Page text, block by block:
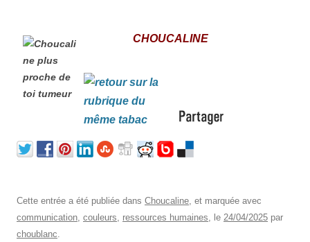
CHOUCALINE
Cette entrée a été publiée dans Choucaline , et marquée avec
communication couleurs ressources humaines , le 24/04/2025 par
choublanc